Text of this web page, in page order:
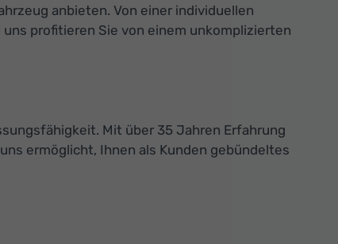
anbieten. Von einer individuellen
profitieren Sie von einem unkomplizierten
Mit über 35 Jahren Erfahrung
ermöglicht, Ihnen als Kunden gebündeltes